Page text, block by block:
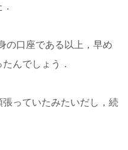
の口座である以上，早め
んでしょう．
っていたみたいだし，続